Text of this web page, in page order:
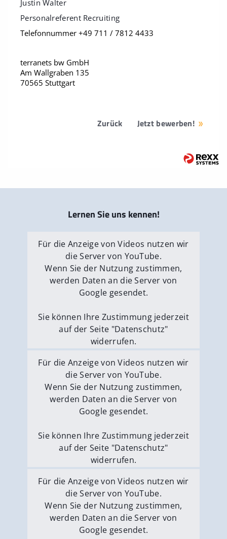
Justin Walter
Personalreferent Recruiting
Telefonnummer +49 711 / 7812 4433
terranets bw GmbH
Am Wallgraben 135
70565 Stuttgart
Zurück Jetzt bewerben!
Lernen Sie uns kennen!
Für die Anzeige von Videos nutzen wir
die Server von YouTube.
Wenn Sie der Nutzung zustimmen,
werden Daten an die Server von
Google gesendet.
Sie können Ihre Zustimmung jederzeit
auf der Seite "Datenschutz"
widerrufen.
Externe Medien erlauben
Für die Anzeige von Videos nutzen wir
die Server von YouTube.
Wenn Sie der Nutzung zustimmen,
werden Daten an die Server von
Google gesendet.
Sie können Ihre Zustimmung jederzeit
auf der Seite "Datenschutz"
widerrufen.
Externe Medien erlauben
Für die Anzeige von Videos nutzen wir
die Server von YouTube.
Wenn Sie der Nutzung zustimmen,
werden Daten an die Server von
Google gesendet.